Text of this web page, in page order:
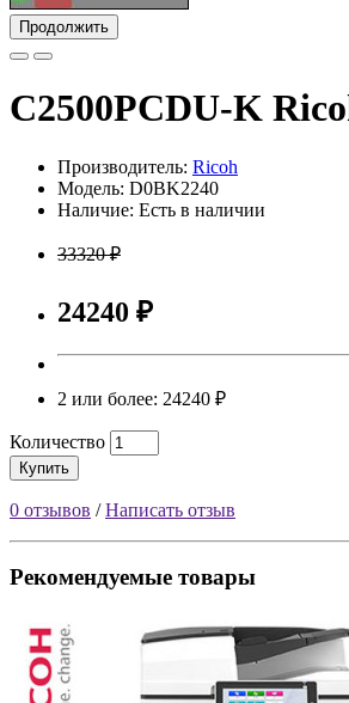
Продолжить
C2500PCDU-K
Производитель: Ricoh
Модель: D0BK2240
Наличие: Есть в наличии
33320 ₽
24240 ₽
2 или более: 24240 ₽
Количество
Купить
0 отзывов /Написать отзыв
Рекомендуемые товары